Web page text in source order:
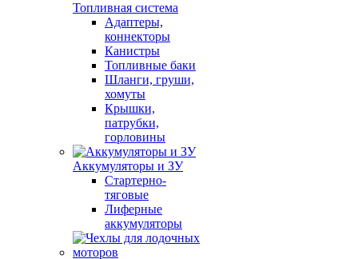
Топливная система
Адаптеры,
коннекторы
Канистры
Топливные баки
Шланги, груши,
хомуты
Крышки,
патрубки,
горловины
Аккумуляторы и ЗУ
Стартерно-
тяговые
Лиферные
аккумуляторы